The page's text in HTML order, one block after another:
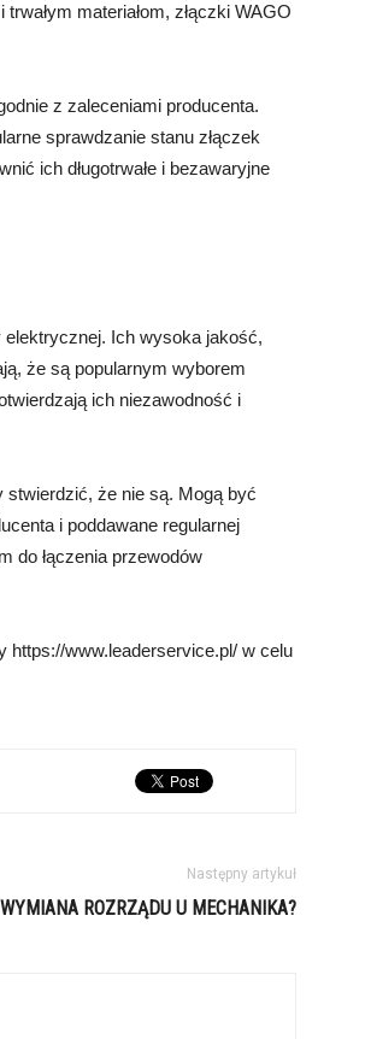
materiałom, złączki WAGO
z zaleceniami producenta.
sprawdzanie stanu złączek
ich długotrwałe i bezawaryjne
Ich wysoka jakość,
że są popularnym wyborem
ich niezawodność i
stwierdzić, że nie są. Mogą być
i poddawane regularnej
do łączenia przewodów
https://www.leaderservice.pl/ w celu
Następny artykuł
ROZRZĄDU U MECHANIKA?